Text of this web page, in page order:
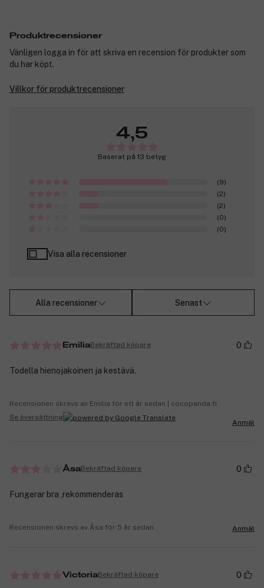
Produktrecensioner
Vänligen logga in för att skriva en recension för produkter som
du har köpt.
Villkor för produktrecensioner
4,5
Baserat på 13 betyg
(9)
(2)
(2)
(0)
(0)
Visa alla recensioner
Alla recensioner Senast
EmiliaBekräftad köpare 0
Todella hienojakoinen ja kestävä.
Recensionen skrevs av Emilia för ett år sedan | cocopanda.fi
Se översättning
Anmäl
ÅsaBekräftad köpare 0
Fungerar bra ,rekommenderas
Recensionen skrevs av Åsa för 5 år sedan Anmäl
VictoriaBekräftad köpare 0